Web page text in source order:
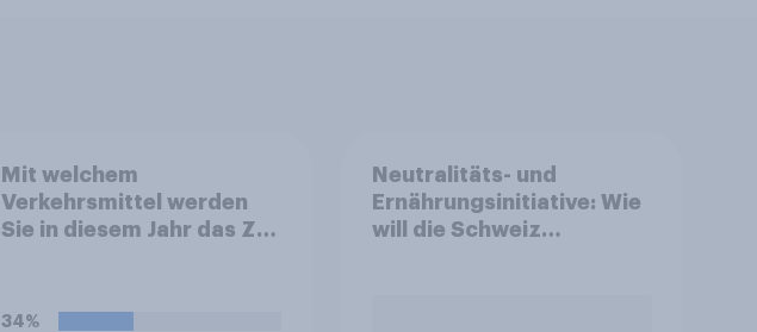
Mit welchem
Verkehrsmittel werden
Sie in diesem Jahr das Ziel
Sie das Verkehrsmittel
34%
Neutralitäts- und
Ernährungsinitiative: Wie
will die Schweiz